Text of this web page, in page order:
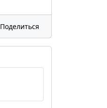
Поделиться